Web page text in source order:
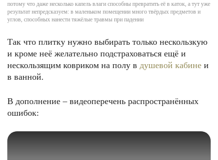
потому что даже несколько капель влаги способны превратить её в каток, а тут уже
результат непредсказуем: в маленьком помещении много твёрдых предметов и
углов, способных нанести тяжёлые травмы при падении
Так что плитку нужно выбирать только нескользкую
и кроме неё желательно подстраховаться ещё и
нескользящим ковриком на полу в душевой кабине и
в ванной.
В дополнение – видеоперечень распространённых
ошибок: